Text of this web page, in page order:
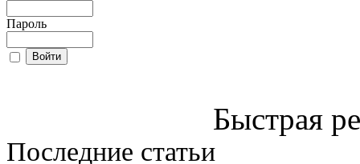
Пароль
Быстрая
Последние статьи